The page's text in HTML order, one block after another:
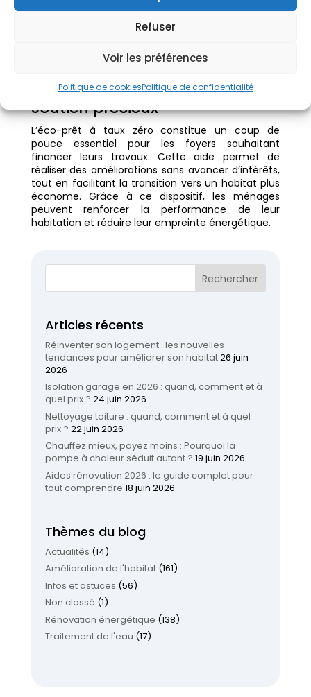
Refuser
Voir les préférences
Politique de cookiesPolitique de confidentialité
performant réduisent significativement la
consommation et les coûts associés. Optimiser
alléger les charges et à lutter contre les passoires
Éco-prêt à taux zéro : un
soutien précieux
L’éco-prêt à taux zéro constitue un coup de
pouce essentiel pour les foyers souhaitant
financer leurs travaux. Cette aide permet de
réaliser des améliorations sans avancer d’intérêts,
tout en facilitant la transition vers un habitat plus
économe. Grâce à ce dispositif, les ménages
peuvent renforcer la performance de leur
habitation et réduire leur empreinte énergétique.
Articles récents
Réinventer son logement : les nouvelles
tendances pour améliorer son habitat26 juin
2026
Isolation garage en 2026 : quand, comment et à
quel prix ? 24 juin 2026
Nettoyage toiture : quand, comment et à quel
prix ? 22 juin 2026
Chauffez mieux, payez moins : Pourquoi la
pompe à chaleur séduit autant ? 19 juin 2026
Aides rénovation 2026 : le guide complet pour
tout comprendre 18 juin 2026
Thèmes du blog
Actualités (14)
Amélioration de l'habitat(161)
Infos et astuces (56)
Non classé (1)
Rénovation énergétique (138)
Traitement de l'eau (17)